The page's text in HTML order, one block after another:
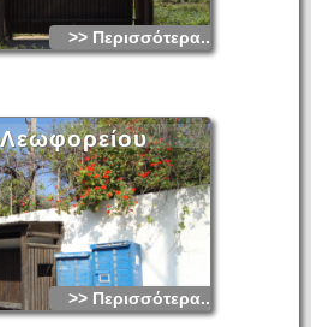
>> Περισσότερα...
>> Περισσότερα...